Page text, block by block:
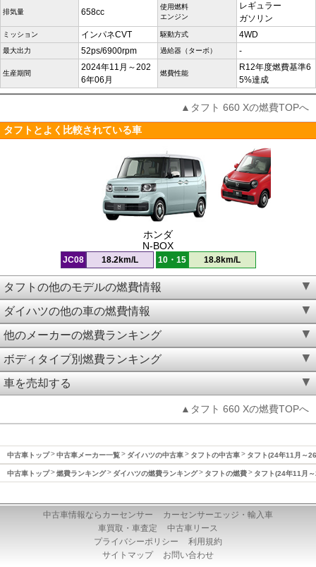
排気量 658cc
使用燃料
エンジン
レギュラー
ガソリン
ミッション インパネCVT 駆動方式 4WD
最大出力 52ps/6900rpm 過給器（ターボ） -
生産期間
2024年11月～202
6年06月
燃費性能
R12年度燃費基準6
5%達成
▲タフト 660 Xの燃費TOPへ
タフトとよく比較されている車
ホンダ
N-BOX
JC08 18.2km/L 10・15 18.8km/L
タフトの他のモデルの燃費情報
ダイハツの他の車の燃費情報
他のメーカーの燃費ランキング
ボディタイプ別燃費ランキング
車を売却する
▲タフト 660 Xの燃費TOPへ
中古車トップ 中古車メーカー一覧 ダイハツの中古車 タフトの中古車 タフト(24年11月～
中古車トップ 燃費ランキング ダイハツの燃費ランキング タフトの燃費 タフト(24年11月
中古車情報ならカーセンサー
カーセンサーエッジ・輸入車
車買取・車査定
中古車リース
プライバシーポリシー
利用規約
サイトマップ
お問い合わせ